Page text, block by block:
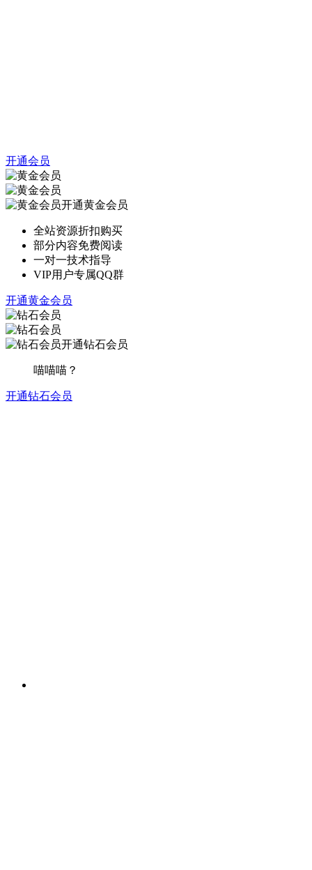
开通会员
开通黄金会员
全站资源折扣购买
部分内容免费阅读
一对一技术指导
VIP用户专属QQ群
开通黄金会员
开通钻石会员
喵喵喵？
开通钻石会员